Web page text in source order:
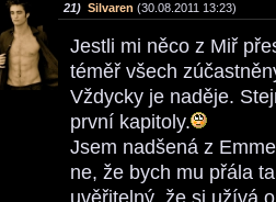
21) Silvaren (30.08.2011 13:23)
Jestli mi něco z Miř
téměř všech
Vždycky je naděje.
první kapitoly.
Jsem nadšená z
ne, že bych mu přála